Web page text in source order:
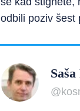
odbili poziv šest